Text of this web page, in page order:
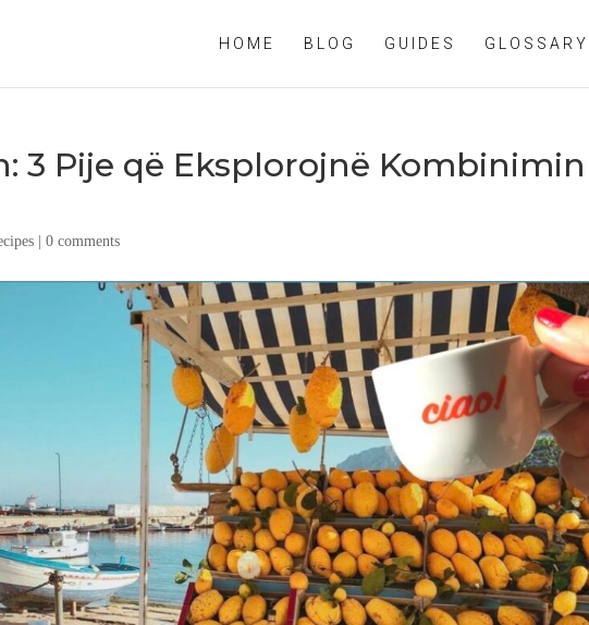
HOME BLOG GUIDES GLOSSARY
3 Pije që Eksplorojnë Kombinimin
|0 comments